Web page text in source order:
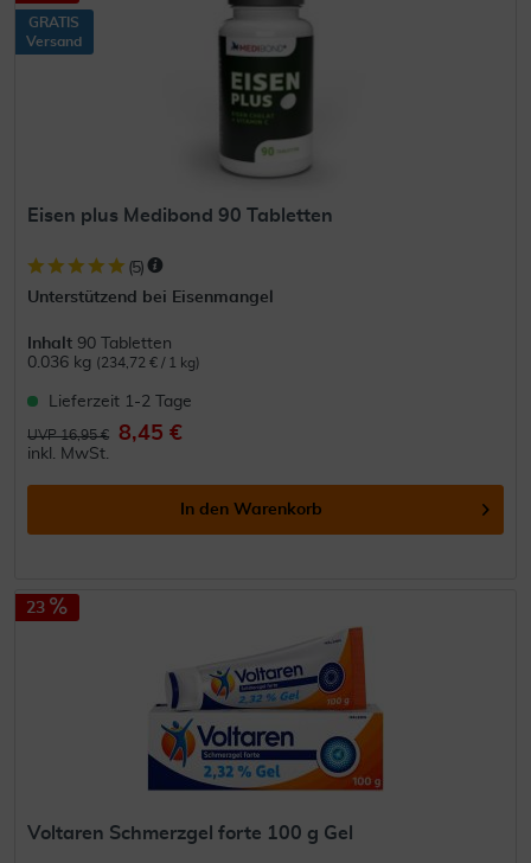
GRATIS
Versand
Eisen plus Medibond 90 Tabletten
(5)
Unterstützend bei Eisenmangel
Inhalt 90 Tabletten
0.036 kg (234,72 € / 1 kg)
Lieferzeit 1-2 Tage
UVP 16,95 € 8,45 €
inkl. MwSt.
In den Warenkorb
23
Voltaren Schmerzgel forte 100 g Gel